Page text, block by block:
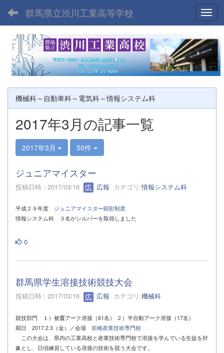
群馬県立渋川工業高等学校
機械科～自動車科～電気科～情報システム科
2017年3月の記事一覧
2017年3月 50件
ジュニアマイスター
投稿日時 : 2017/03/16 広報 カテゴリ:情報システム科
平成２９年度 ジュニアマイスター顕彰制度
情報システム科 ３名がシルバーを取得しました
0
群馬県学生溶接技術競技大会
投稿日時 : 2017/03/16 広報 カテゴリ:機械科
競技部門 １）被覆アーク溶接（61名） ２）半自動アーク溶接（17名）
期日 2017.2.3（金）／会場 前橋産業技術専門校
この大会は、県内の工業高校と産業技術専門校で溶接を学んでいる生徒を対
象とし、日頃練習している溶接の技術を競う大会です。